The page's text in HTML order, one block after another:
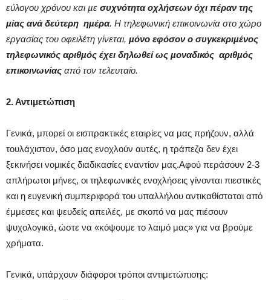
εύλογου χρόνου και µε συχνότητα οχλήσεων όχι πέραν της
µίας ανά δεύτερη ηµέρα. Η τηλεφωνική επικοινωνία στο χώρο
εργασίας του οφειλέτη γίνεται, µόνο εφόσον ο συγκεκριµένος
τηλεφωνικός αριθµός έχει δηλωθεί ως µοναδικός αριθµός
επικοινωνίας από τον τελευταίο.
2. Αντιμετώπιση
Γενικά, μπορεί οι εισπρακτικές εταιρίες να μας πρήζουν, αλλά
τουλάχιστον, όσο μας ενοχλούν αυτές, η τράπεζα δεν έχει
ξεκινήσει νομικές διαδικασίες εναντίον μας.Αφού περάσουν 2-3
απλήρωτοι μήνες, οι τηλεφωνικές ενοχλήσεις γίνονται πιεστικές
και η ευγενική συμπεριφορά του υπαλλήλου αντικαθίσταται από
έμμεσες και ψευδείς απειλές, με σκοπό να μας πιέσουν
ψυχολογικά, ώστε να «κόψουμε το λαιμό μας» για να βρούμε
χρήματα.
Γενικά, υπάρχουν διάφοροι τρόποι αντιμετώπισης: